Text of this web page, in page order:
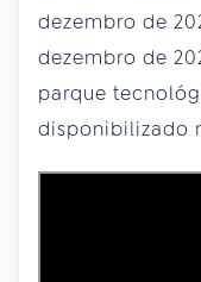
dezembro de
dezembro de
parque
disponibilizado